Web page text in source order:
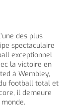
des plus
spectaculaire
exceptionnel
la victoire en
à Wembley,
football total et
il demeure